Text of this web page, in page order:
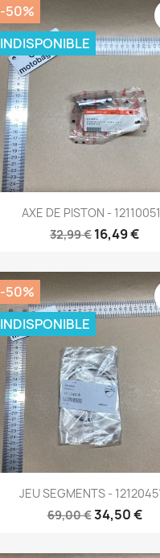
Aperçu rapide
AXE DE PISTON -
32,99 € 16,49 €
-50%
INDISPONIBLE
Aperçu rapide
JEU SEGMENTS -
69,00 €34,50 €
-50%
INDISPONIBLE